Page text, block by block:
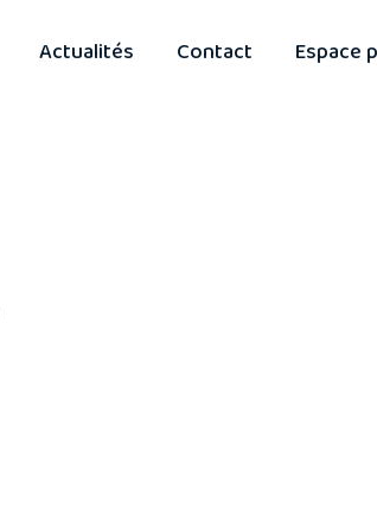
Actualités Contact Espace